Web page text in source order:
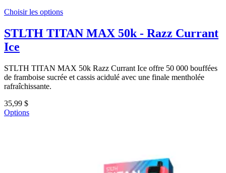
Choisir les options
STLTH TITAN MAX 50k - Razz Currant
Ice
STLTH TITAN MAX 50k Razz Currant Ice offre 50 000 bouffées
de framboise sucrée et cassis acidulé avec une finale mentholée
rafraîchissante.
35,99 $
Options